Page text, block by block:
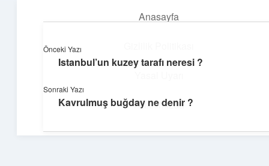
Anasayfa
Hakkımızda
Günlük Hatırlatmalar
Keyifli vakit için kısa ve eğlenceli içerikler.
Önceki Yazı
Istanbul’un kuzey tarafı neresi ?
Sonraki Yazı
Kavrulmuş buğday ne denir ?